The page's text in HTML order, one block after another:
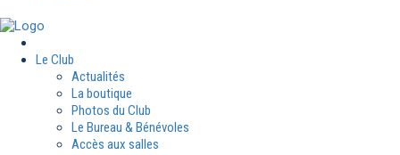
Le Club
Actualités
La boutique
Photos du Club
Le Bureau & Bénévoles
Accès aux salles